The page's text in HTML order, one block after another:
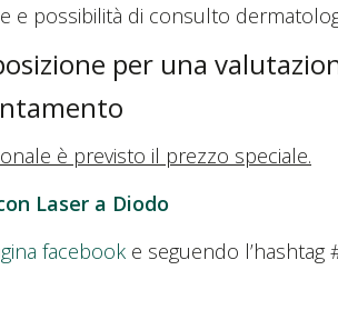
e possibilità di consulto
per una
è previsto il prezzo speciale.
Laser a Diodo
facebook e seguendo l’hashtag